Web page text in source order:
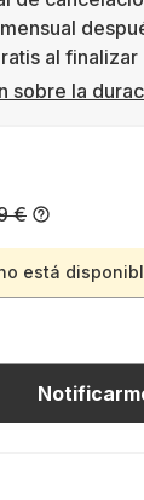
al finalizar
sobre la
€
está